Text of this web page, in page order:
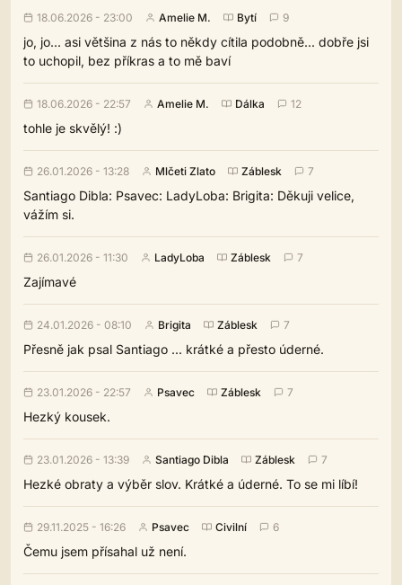
18.06.2026 - 23:00 Amelie M. Bytí 9
jo, jo... asi většina z nás to někdy cítila podobně... dobře jsi
to uchopil, bez příkras a to mě baví
18.06.2026 - 22:57 Amelie M. Dálka 12
tohle je skvělý! :)
26.01.2026 - 13:28 Mlčeti Zlato Záblesk 7
Santiago Dibla: Psavec: LadyLoba: Brigita: Děkuji velice,
vážím si.
26.01.2026 - 11:30 LadyLoba Záblesk 7
Zajímavé
24.01.2026 - 08:10 Brigita Záblesk 7
Přesně jak psal Santiago ... krátké a přesto úderné.
23.01.2026 - 22:57 Psavec Záblesk 7
Hezký kousek.
23.01.2026 - 13:39 Santiago Dibla Záblesk 7
Hezké obraty a výběr slov. Krátké a úderné. To se mi líbí!
29.11.2025 - 16:26 Psavec Civilní 6
Čemu jsem přísahal už není.